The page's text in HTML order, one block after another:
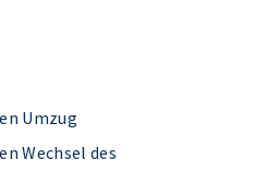
Umzug
Wechsel des